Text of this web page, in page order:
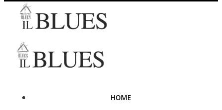
HOME